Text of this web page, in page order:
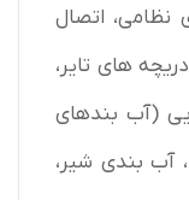
نظامی، اتصال
های تایر،
(آب بندهای
آب بندی شیر،